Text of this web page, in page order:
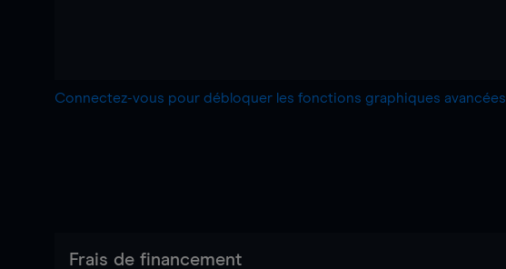
Connectez-vous pour débloquer les fonctions graphiques avancées
Frais de financement